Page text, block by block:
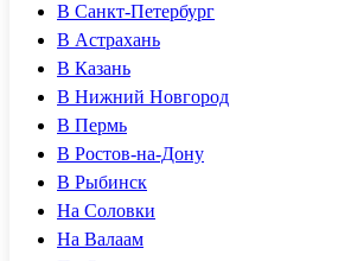
В Санкт-Петербург
В Астрахань
В Казань
В Нижний Новгород
В Пермь
В Ростов-на-Дону
В Рыбинск
На Соловки
На Валаам